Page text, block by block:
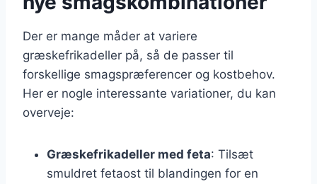
Der er mange måder at variere
græskefrikadeller på, så de passer til
forskellige smagspræferencer og kostbehov.
Her er nogle interessante variationer, du kan
overveje:
Græskefrikadeller med feta: Tilsæt
smuldret fetaost til blandingen for en